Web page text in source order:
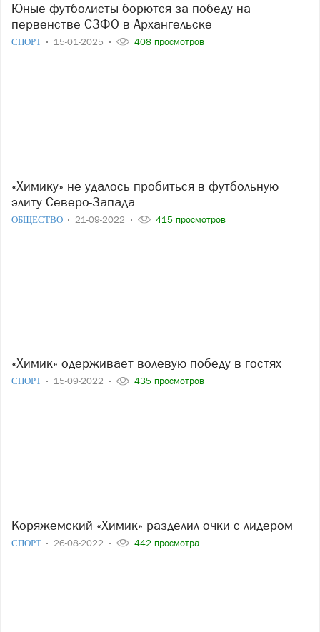
Юные футболисты борются за победу на
первенстве СЗФО в Архангельске
СПОРТ 15-01-2025 408 просмотров
«Химику» не удалось пробиться в футбольную
элиту Северо-Запада
ОБЩЕСТВО 21-09-2022 415 просмотров
«Химик» одерживает волевую победу в гостях
СПОРТ 15-09-2022 435 просмотров
Коряжемский «Химик» разделил очки с лидером
СПОРТ 26-08-2022 442 просмотра